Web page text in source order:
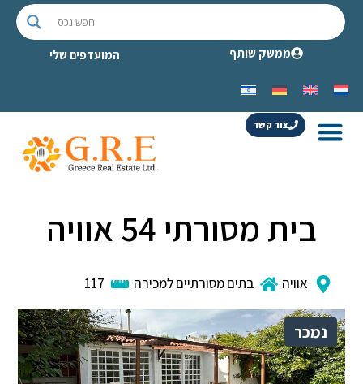
ממשק שותף המועדפים שלי
צור קשר
בית מסורתי 54 אוויה
אוויה בתים מסורתיים למכירה 117
נמכר